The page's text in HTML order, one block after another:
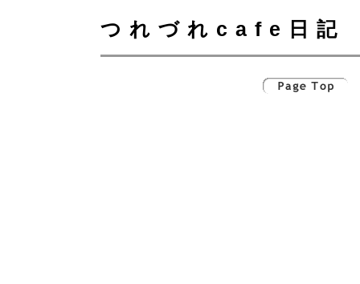
つれづれcafe日記